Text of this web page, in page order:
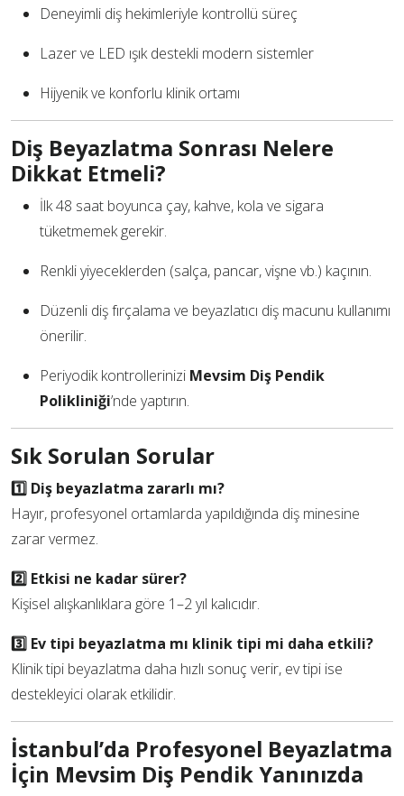
Deneyimli diş hekimleriyle kontrollü süreç
Lazer ve LED ışık destekli modern sistemler
Hijyenik ve konforlu klinik ortamı
Diş Beyazlatma Sonrası Nelere
Dikkat Etmeli?
İlk 48 saat boyunca çay, kahve, kola ve sigara
tüketmemek gerekir.
Renkli yiyeceklerden (salça, pancar, vişne vb.) kaçının.
Düzenli diş fırçalama ve beyazlatıcı diş macunu kullanımı
önerilir.
Periyodik kontrollerinizi Mevsim Diş Pendik
Polikliniği’nde yaptırın.
Sık Sorulan Sorular
1️⃣ Diş beyazlatma zararlı mı?
Hayır, profesyonel ortamlarda yapıldığında diş minesine
zarar vermez.
2️⃣ Etkisi ne kadar sürer?
Kişisel alışkanlıklara göre 1–2 yıl kalıcıdır.
3️⃣ Ev tipi beyazlatma mı klinik tipi mi daha etkili?
Klinik tipi beyazlatma daha hızlı sonuç verir, ev tipi ise
destekleyici olarak etkilidir.
İstanbul’da Profesyonel Beyazlatma
İçin Mevsim Diş Pendik Yanınızda